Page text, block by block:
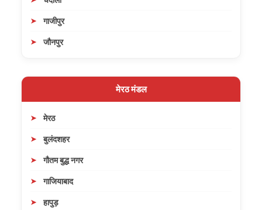
गाजीपुर
जौनपुर
मेरठ मंडल
मेरठ
बुलंदशहर
गौतम बुद्ध नगर
गाजियाबाद
हापुड़